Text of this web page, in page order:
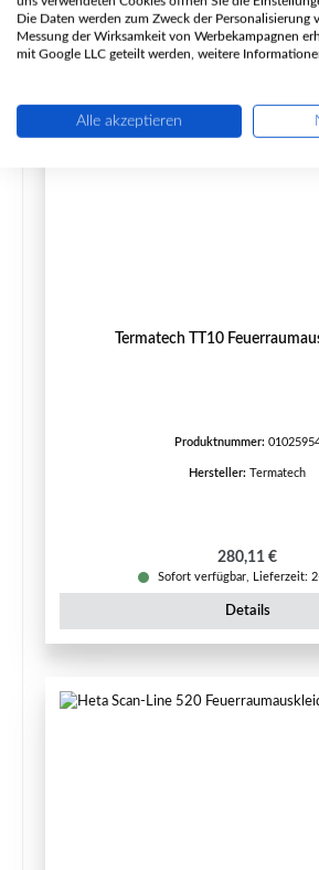
Details
Termatech TT10
Produktnummer:
Hersteller: Termatech
Regulärer Preis:
280,11 €
Sofort verfügbar, Lieferzeit:
Details
Die Daten werden zum Zweck der Personalisierung
Messung der Wirksamkeit von Werbekampagnen
mit Google LLC geteilt werden, weitere
Alle akzeptieren